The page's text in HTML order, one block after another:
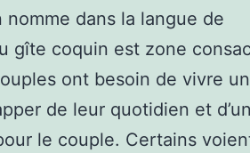
nomme dans la langue de
gîte coquin est zone
ont besoin de vivre
de leur quotidien et
le couple. Certains